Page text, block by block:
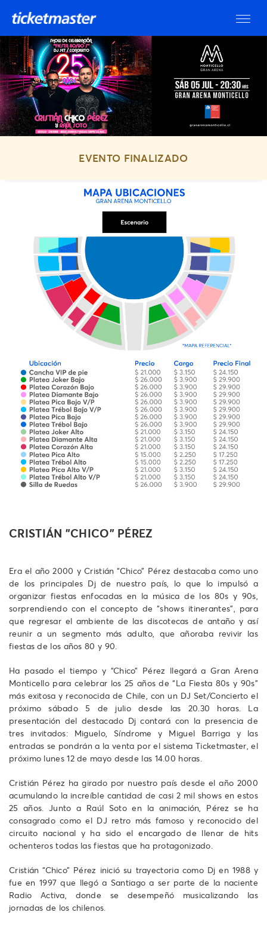
EVENTO FINALIZADO
CRISTIÁN "CHICO" PÉREZ
Era el año 2000 y Cristián “Chico” Pérez destacaba como uno
de los principales Dj de nuestro país, lo que lo impulsó a
organizar fiestas enfocadas en la música de los 80s y 90s,
sorprendiendo con el concepto de “shows itinerantes”, para
que regresar el ambiente de las discotecas de antaño y así
reunir a un segmento más adulto, que añoraba revivir las
fiestas de los años 80 y 90.
Ha pasado el tiempo y “Chico” Pérez llegará a Gran Arena
Monticello para celebrar los 25 años de “La Fiesta 80s y 90s”
más exitosa y reconocida de Chile, con un DJ Set/Concierto el
próximo sábado 5 de julio desde las 20.30 horas. La
presentación del destacado Dj contará con la presencia de
tres invitados: Miguelo, Síndrome y Miguel Barriga y las
entradas se pondrán a la venta por el sistema Ticketmaster, el
próximo lunes 12 de mayo desde las 14.00 horas.
Cristián Pérez ha girado por nuestro país desde el año 2000
acumulando la increíble cantidad de casi 2 mil shows en estos
25 años. Junto a Raúl Soto en la animación, Pérez se ha
consagrado como el DJ retro más famoso y reconocido del
circuito nacional y ha sido el encargado de llenar de hits
ochenteros todas las fiestas que ha protagonizado.
Cristián “Chico” Pérez inició su trayectoria como Dj en 1988 y
fue en 1997 que llegó a Santiago a ser parte de la naciente
Radio Activa, donde se desempeñó musicalizando las
jornadas de los chilenos.